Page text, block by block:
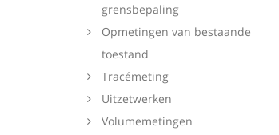
grensbepaling
Opmetingen van bestaande
toestand
Tracémeting
Uitzetwerken
Volumemetingen